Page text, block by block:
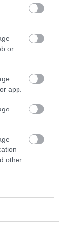
or
app.
other
védelmi köre
nem
MÁRKA
nek, ha
a híres